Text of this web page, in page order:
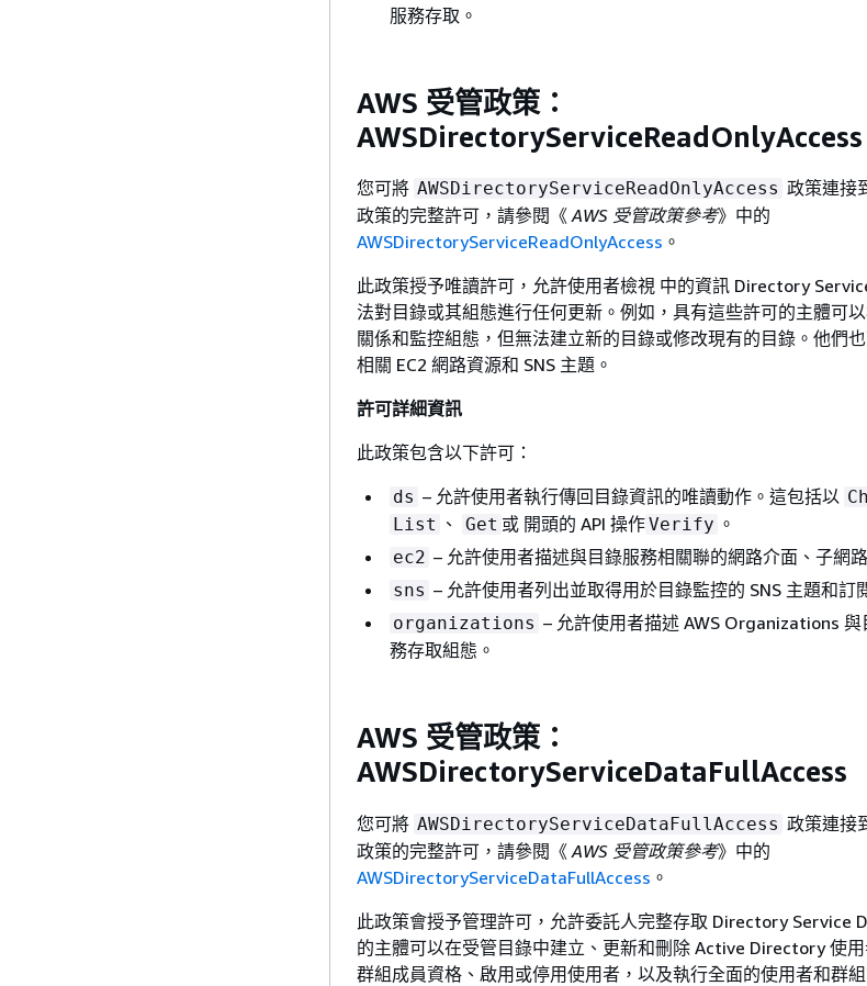
服務存取。
AWS 受管政策：
AWSDirectoryServiceReadOnlyAccess
您可將 AWSDirectoryServiceReadOnlyAccess 政策連接
政策的完整許可，請參閱《AWS 受管政策參考》中的
AWSDirectoryServiceReadOnlyAccess 。
此政策授予唯讀許可，允許使用者檢視 中的資訊 Directory
法對目錄或其組態進行任何更新。例如，具有這些許可的主體可
關係和監控組態，但無法建立新的目錄或修改現有的目錄。他們
相關 EC2 網路資源和 SNS 主題。
許可詳細資訊
此政策包含以下許可：
ds – 允許使用者執行傳回目錄資訊的唯讀動作。這包括以
List 、 Get 或 開頭的 API 操作Verify 。
ec2 – 允許使用者描述與目錄服務相關聯的網路介面、子網路
sns – 允許使用者列出並取得用於目錄監控的 SNS 主題和訂
organizations – 允許使用者描述 AWS Organizations
務存取組態。
AWS 受管政策：
AWSDirectoryServiceDataFullAccess
您可將 AWSDirectoryServiceDataFullAccess 政策連接
政策的完整許可，請參閱《 AWS 受管政策參考》中的
AWSDirectoryServiceDataFullAccess 。
此政策會授予管理許可，允許委託人完整存取 Directory Service
的主體可以在受管目錄中建立、更新和刪除 Active Directory 使
群組成員資格、啟用或停用使用者，以及執行全面的使用者和群